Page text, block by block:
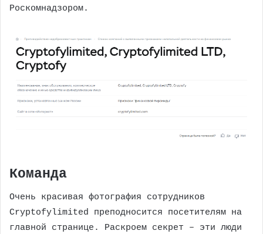
Роскомнадзором.
Команда
Очень красивая фотография сотрудников
Cryptofylimited преподносится посетителям на
главной странице. Раскроем секрет – эти люди